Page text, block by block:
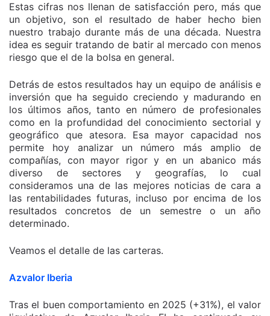
Estas cifras nos llenan de satisfacción pero, más que
un objetivo, son el resultado de haber hecho bien
nuestro trabajo durante más de una década. Nuestra
idea es seguir tratando de batir al mercado con menos
riesgo que el de la bolsa en general.
Detrás de estos resultados hay un equipo de análisis e
inversión que ha seguido creciendo y madurando en
los últimos años, tanto en número de profesionales
como en la profundidad del conocimiento sectorial y
geográfico que atesora. Esa mayor capacidad nos
permite hoy analizar un número más amplio de
compañías, con mayor rigor y en un abanico más
diverso de sectores y geografías, lo cual
consideramos una de las mejores noticias de cara a
las rentabilidades futuras, incluso por encima de los
resultados concretos de un semestre o un año
determinado.
Veamos el detalle de las carteras.
Azvalor Iberia
Tras el buen comportamiento en 2025 (+31%), el valor